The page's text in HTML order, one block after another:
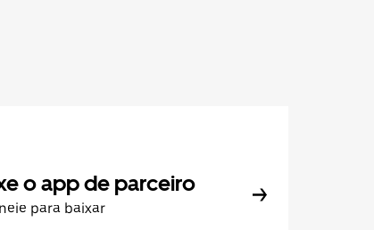
o app de parceiro
para baixar